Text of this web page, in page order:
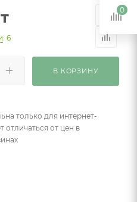
: 6
В КОРЗИНУ
только для интернет-
отличаться от цен в
0